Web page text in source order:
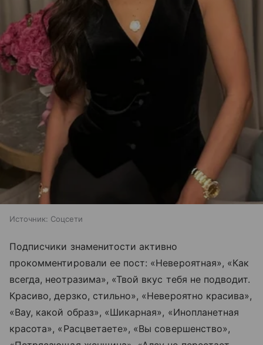
Источник: Соцсети
Подписчики знаменитости активно
прокомментировали ее пост: «Невероятная», «Как
всегда, неотразима», «Твой вкус тебя не подводит.
Красиво, дерзко, стильно», «Невероятно красива»,
«Вау, какой образ», «Шикарная», «Инопланетная
красота», «Расцветаете», «Вы совершенство»,